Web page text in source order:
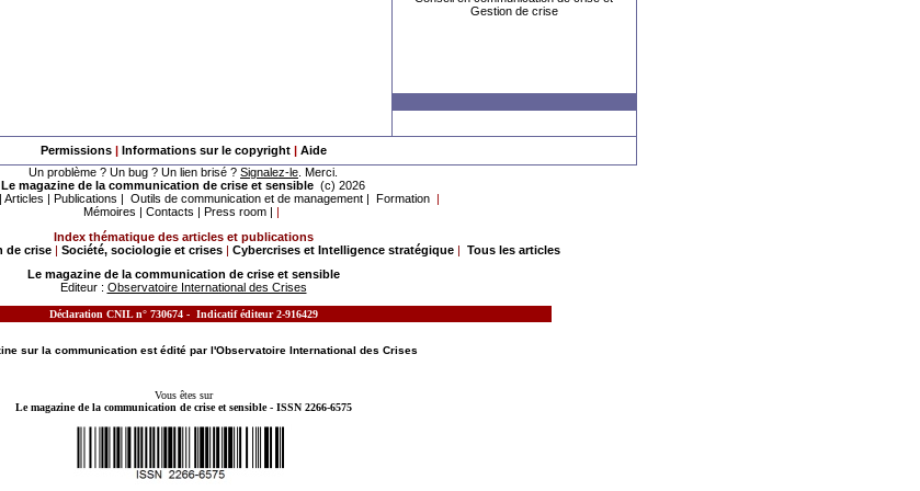
Gestion de crise
Permissions | Informations sur le copyright | Aide
Un problème ? Un bug ? Un lien brisé ? Signalez-le . Merci.
Le magazine de la communication de crise et sensible (c) 2026
Articles | Publications | Outils de communication et de management| Formation
|
Mémoires | Contacts | Press room | |
Index thématique des articles et publications
de crise | Société, sociologie et crises | Cybercrises et Intelligence stratégique | Tous les articles
Le magazine de la communication de crise et sensible
Editeur : Observatoire International des Crises
Déclaration CNIL n° 730674 - Indicatif éditeur 2-916429
sur la communicationest édité par l'Observatoire International des Crises
Vous êtes sur
Le magazine de la communication de crise et sensible - ISSN 2266-6575